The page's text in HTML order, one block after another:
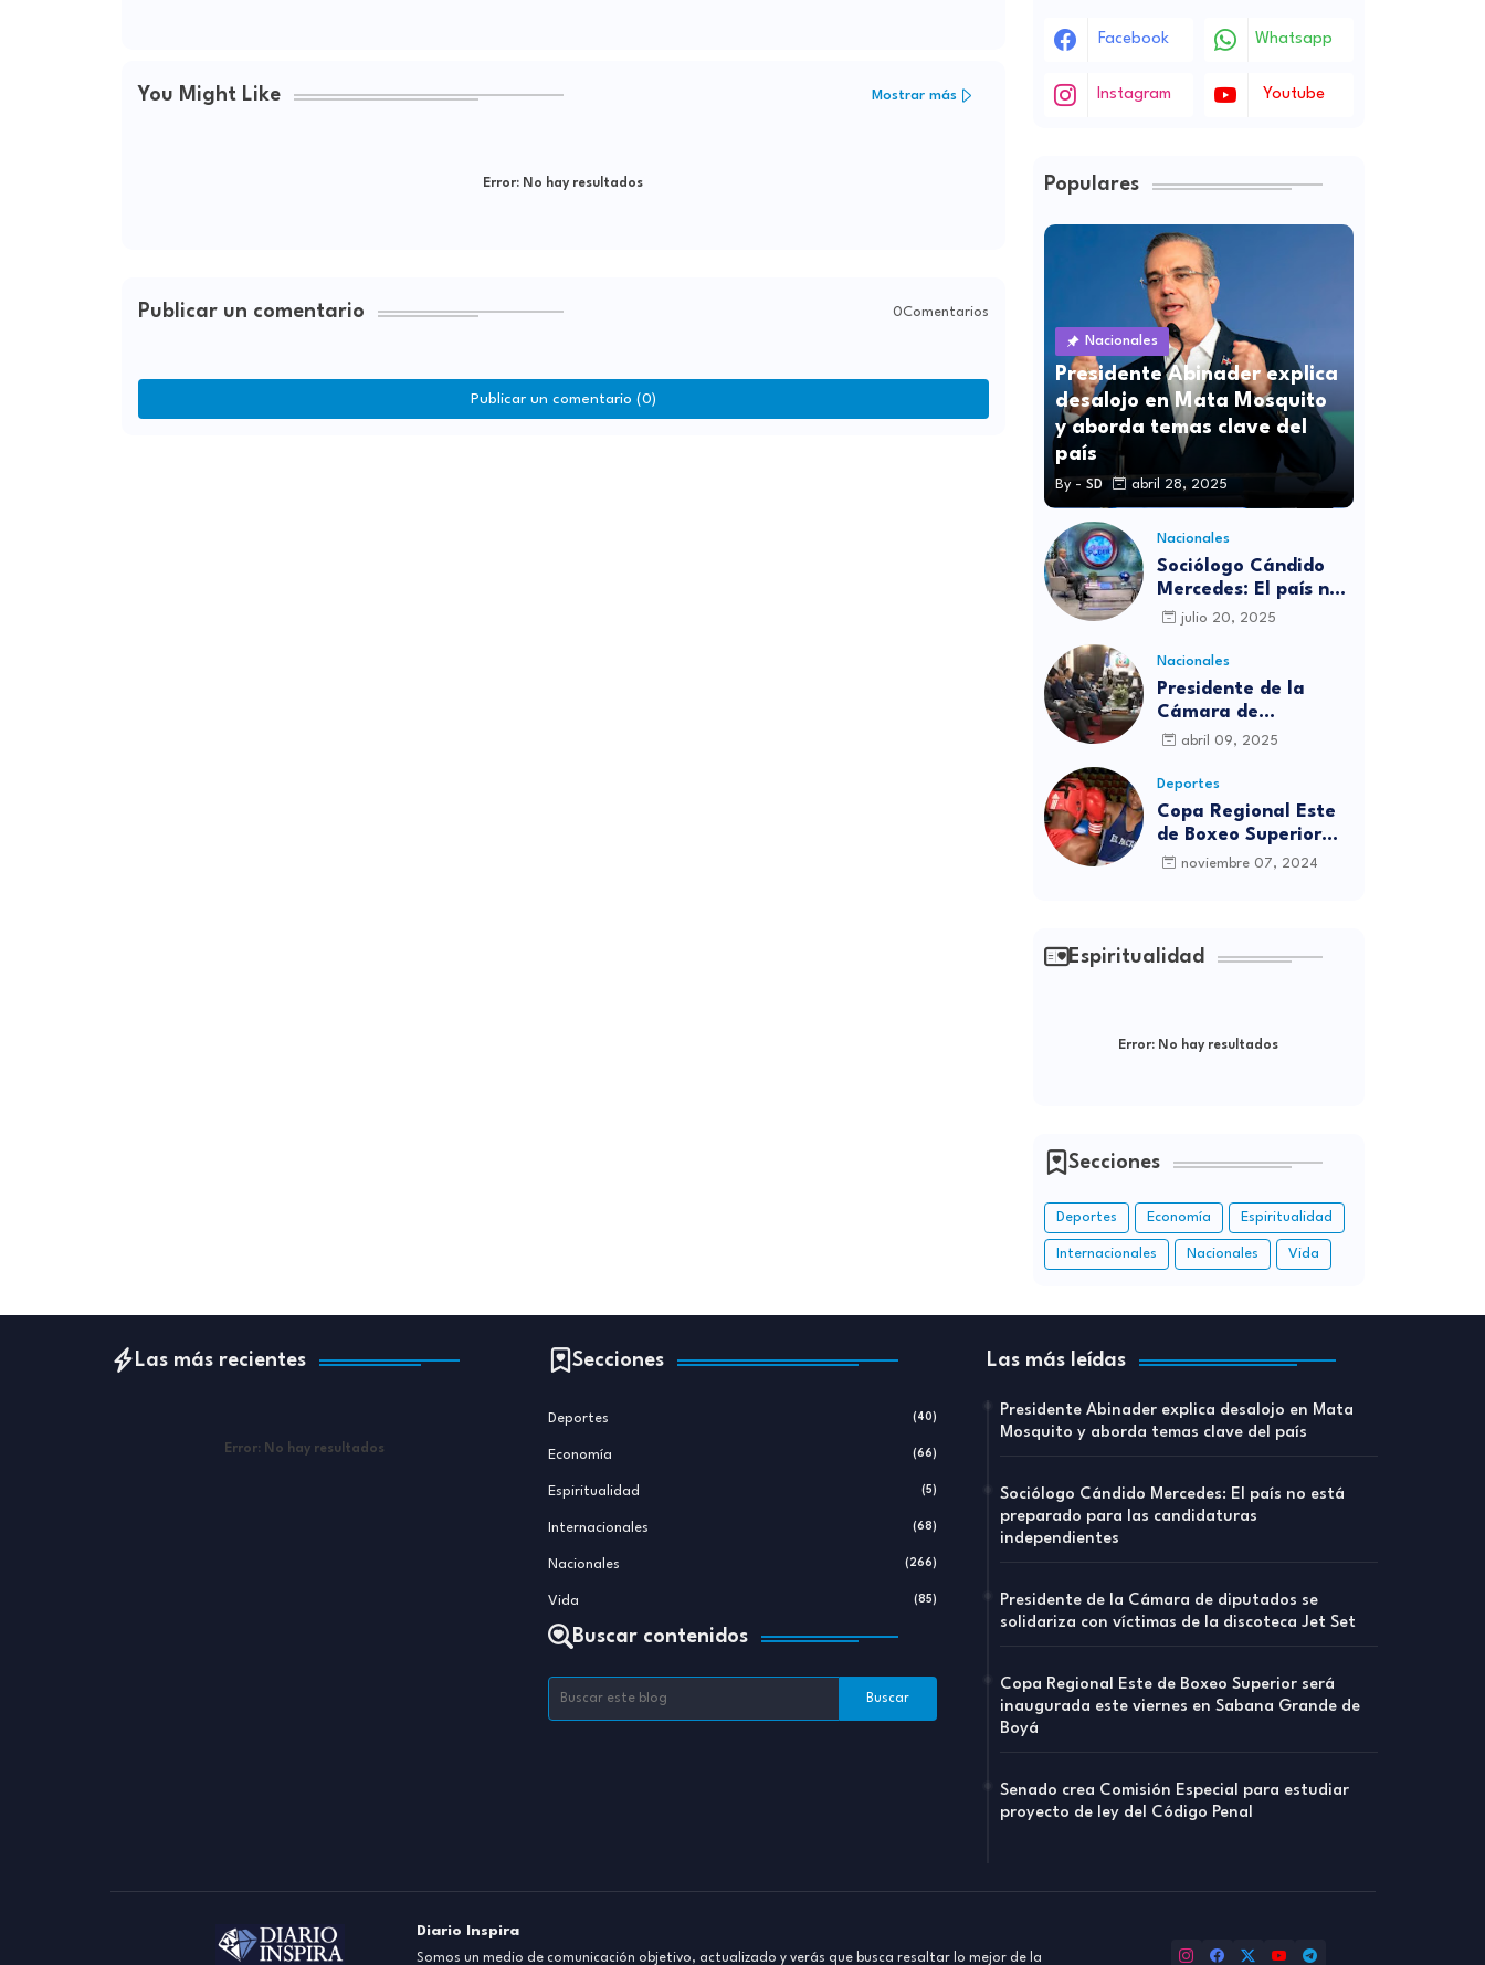
You Might Like Mostrar más
Error: No hay resultados
Publicar un comentario 0Comentarios
Publicar un comentario (0)
Facebook Whatsapp
Instagram Youtube
Populares
Nacionales
Presidente Abinader explica
desalojo en Mata Mosquito
y aborda temas clave del
país
By - SD abril 28, 2025
Nacionales
Sociólogo Cándido
Mercedes: El país no
está preparado para
independientes
julio 20, 2025
Nacionales
Presidente de la
Cámara de
diputados se
víctimas de la
discoteca Jet Set
abril 09, 2025
Deportes
Copa Regional Este
de Boxeo Superior
será inaugurada este
noviembre 07, 2024
Espiritualidad
Error: No hay resultados
Secciones
Deportes Economía Espiritualidad
Internacionales Nacionales Vida
Las más recientes
Error: No hay resultados
Secciones
Deportes (40)
Economía (66)
Espiritualidad (5)
Internacionales (68)
Nacionales (266)
Vida (85)
Buscar contenidos
Las más leídas
Presidente Abinader explica desalojo en Mata
Mosquito y aborda temas clave del país
Sociólogo Cándido Mercedes: El país no está
preparado para las candidaturas
independientes
Presidente de la Cámara de diputados se
solidariza con víctimas de la discoteca Jet Set
Copa Regional Este de Boxeo Superior será
inaugurada este viernes en Sabana Grande de
Boyá
Senado crea Comisión Especial para estudiar
proyecto de ley del Código Penal
Diario Inspira
Somos un medio de comunicación objetivo, actualizado y verás que busca resaltar lo mejor de la